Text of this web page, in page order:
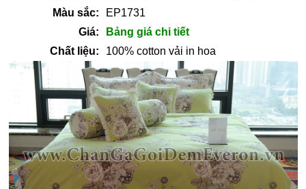
Màu sắc:
EP1731
Giá:
Bảng giá chi tiết
Chất liệu:
100% cotton vải in hoa